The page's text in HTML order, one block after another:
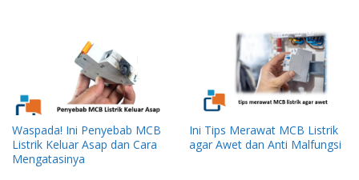
Waspada! Ini Penyebab MCB
Listrik Keluar Asap dan Cara
Mengatasinya
Ini Tips Merawat MCB Listrik
agar Awet dan Anti Malfungsi